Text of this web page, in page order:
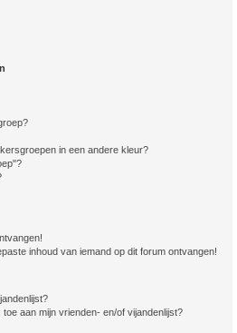
in een andere kleur?
inhoud van iemand op dit forum ontvangen!
aan mijn vrienden- en/of vijandenlijst?